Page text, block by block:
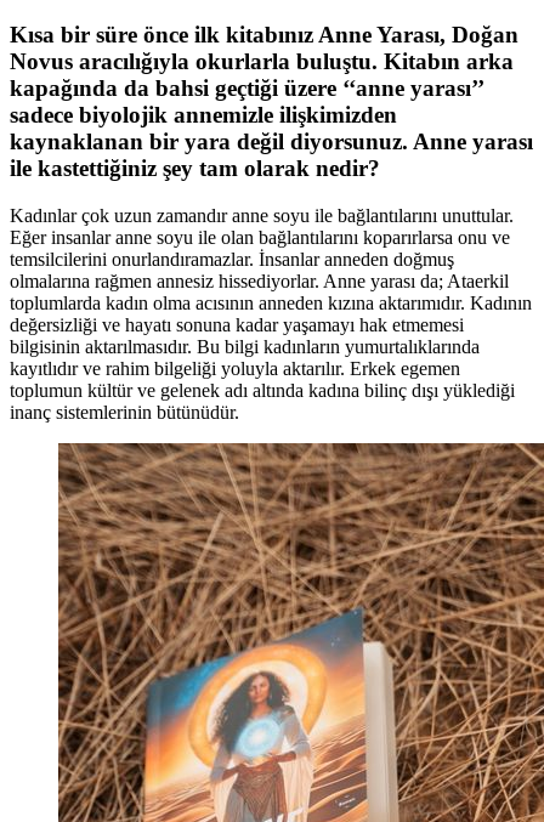
Kısa bir süre önce ilk kitabınız Anne Yarası, Doğan
Novus aracılığıyla okurlarla buluştu. Kitabın arka
kapağında da bahsi geçtiği üzere ‘‘anne yarası’’
sadece biyolojik annemizle ilişkimizden
kaynaklanan bir yara değil diyorsunuz. Anne yarası
ile kastettiğiniz şey tam olarak nedir?
Kadınlar çok uzun zamandır anne soyu ile bağlantılarını unuttular.
Eğer insanlar anne soyu ile olan bağlantılarını koparırlarsa onu ve
temsilcilerini onurlandıramazlar. İnsanlar anneden doğmuş
olmalarına rağmen annesiz hissediyorlar. Anne yarası da; Ataerkil
toplumlarda kadın olma acısının anneden kızına aktarımıdır. Kadının
değersizliği ve hayatı sonuna kadar yaşamayı hak etmemesi
bilgisinin aktarılmasıdır. Bu bilgi kadınların yumurtalıklarında
kayıtlıdır ve rahim bilgeliği yoluyla aktarılır. Erkek egemen
toplumun kültür ve gelenek adı altında kadına bilinç dışı yüklediği
inanç sistemlerinin bütünüdür.